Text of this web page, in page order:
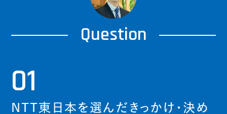
Question
01
NTT東日本を選んだきっかけ・決め